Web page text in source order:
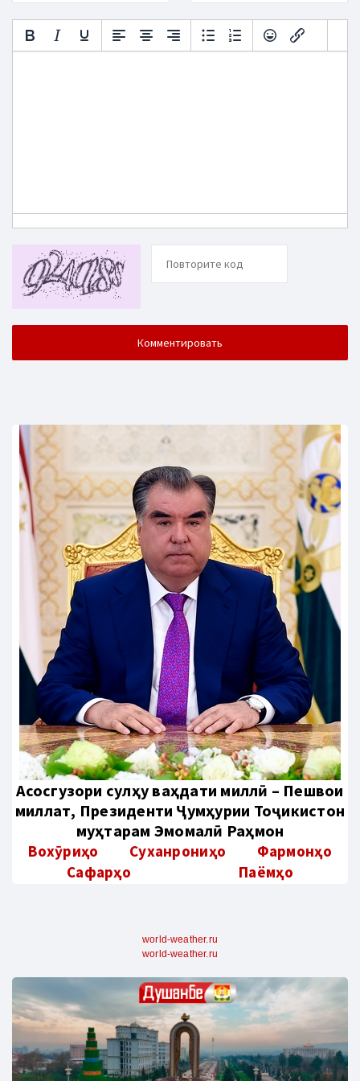
Aсосгузори сулҳу ваҳдати миллӣ – Пешвои
миллат, Президенти Ҷумҳурии Тоҷикистон
муҳтарам Эмомалӣ Раҳмон
Вохӯриҳо Суханрониҳо
Фармонҳо
Сафарҳо
Паёмҳо
world-weather.ru
world-weather.ru